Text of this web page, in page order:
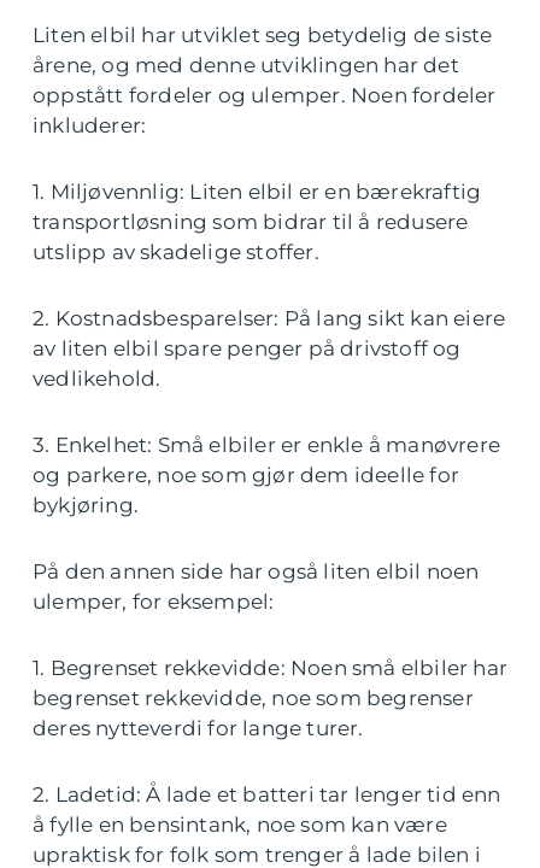
Liten elbil har utviklet seg betydelig de siste
årene, og med denne utviklingen har det
oppstått fordeler og ulemper. Noen fordeler
inkluderer:
1. Miljøvennlig: Liten elbil er en bærekraftig
transportløsning som bidrar til å redusere
utslipp av skadelige stoffer.
2. Kostnadsbesparelser: På lang sikt kan eiere
av liten elbil spare penger på drivstoff og
vedlikehold.
3. Enkelhet: Små elbiler er enkle å manøvrere
og parkere, noe som gjør dem ideelle for
bykjøring.
På den annen side har også liten elbil noen
ulemper, for eksempel:
1. Begrenset rekkevidde: Noen små elbiler har
begrenset rekkevidde, noe som begrenser
deres nytteverdi for lange turer.
2. Ladetid: Å lade et batteri tar lenger tid enn
å fylle en bensintank, noe som kan være
upraktisk for folk som trenger å lade bilen i